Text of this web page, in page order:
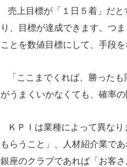
売上目標が「１日５着」だ
り、目標が達成できます。つ
ことを数値目標にして、手段
「ここまでくれば、勝ったも
がうまくいかなくても、確率
ＫＰＩは業種によって異なり
もらうこと」、人材紹介業で
銀座のクラブであれば「お客